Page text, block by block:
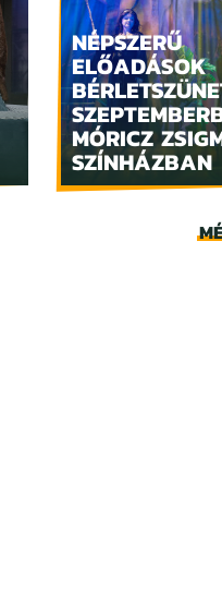
NÉPSZERŰ
ELŐADÁSOK
MÓRICZ
SZÍNHÁZBAN